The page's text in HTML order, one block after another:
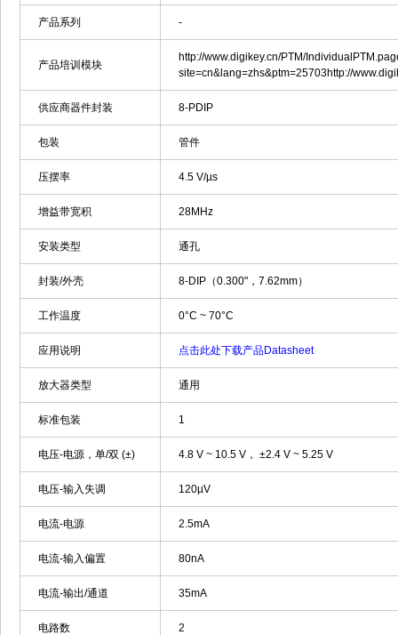
产品系列 -
产品培训模块
http://www.digikey.cn/PTM/
site=cn&lang=zhs&ptm=25703http://
供应商器件封装 8-PDIP
包装 管件
压摆率 4.5 V/µs
增益带宽积 28MHz
安装类型 通孔
封装/外壳 8-DIP（0.300"，7.62mm）
工作温度 0°C ~ 70°C
应用说明 点击此处下载产品Datasheet
放大器类型 通用
标准包装 1
电压-电源，单/双 (±) 4.8 V ~ 10.5 V， ±2.4 V ~ 5.25 V
电压-输入失调 120µV
电流-电源 2.5mA
电流-输入偏置 80nA
电流-输出/通道 35mA
电路数 2